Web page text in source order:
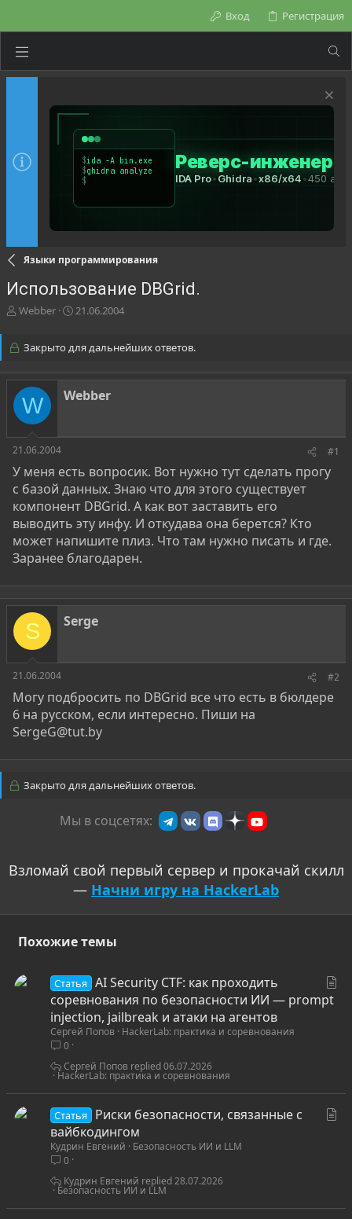
Вход Регистрация
Языки программирования
Использование DBGrid.
А
о
т
е
м
ы
Webber
Д
а
а
ч
а
21.06.2004
Закрыто для дальнейших ответов.
W Webber
21.06.2004 #1
У меня есть вопросик. Вот нужно тут сделать прогу
с базой данных. Знаю что для этого существует
компонент DBGrid. А как вот заставить его
выводить эту инфу. И откудава она берется? Кто
может напишите плиз. Что там нужно писать и где.
Заранее благодарен.
S Serge
21.06.2004 #2
Могу подбросить по DBGrid все что есть в бюлдере
6 на русском, если интересно. Пиши на
SergeG@tut.by
Закрыто для дальнейших ответов.
Мы в соцсетях:
Взломай свой первый сервер и прокачай скилл
— Начни игру на HackerLab
Похожие темы
Статья
AI Security CTF: как проходить
соревнования по безопасности ИИ — prompt
injection, jailbreak и атаки на агентов
Сергей Попов HackerLab: практика и соревнования
0
HackerLab: практика и соревнования
06.07.2026
Сергей Попов
Статья
Риски безопасности, связанные с
вайбкодингом
Кудрин Евгений
Безопасность ИИ и LLM
0
Безопасность ИИ и LLM
28.07.2026
Кудрин Евгений